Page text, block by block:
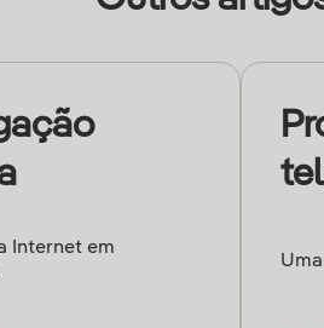
Internet em